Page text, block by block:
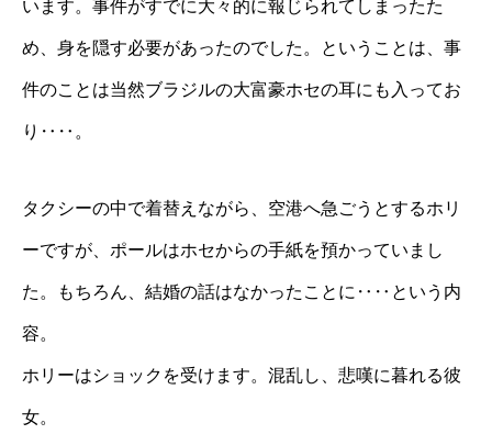
います。事件がすでに大々的に報じられてしまったた
め、身を隠す必要があったのでした。ということは、事
件のことは当然ブラジルの大富豪ホセの耳にも入ってお
り‥‥。
タクシーの中で着替えながら、空港へ急ごうとするホリ
ーですが、ポールはホセからの手紙を預かっていまし
た。もちろん、結婚の話はなかったことに‥‥という内
容。
ホリーはショックを受けます。混乱し、悲嘆に暮れる彼
女。